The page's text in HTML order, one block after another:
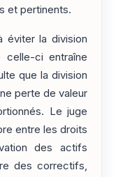
et pertinents.
éviter la division
celle-ci entraîne
que la division
perte de valeur
Le juge
entre les droits
des actifs
des correctifs,